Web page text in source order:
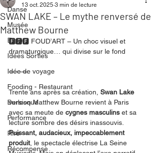
Danse
Musée
Expo
Idées Sorties
Idée de voyage
Fooding - Restaurant
Burlesque
Performance
Rire
Récompense
SWAN LAKE – Le mythe renversé de
Matthew Bourne
13 oct. 2025 3 min de lecture
🅵🅵🅵 FOUD’ART – Un choc visuel et
dramaturgique… qui divise sur le fond
⸻
Trente ans après sa création, Swan Lake
version Matthew Bourne revient à Paris
avec sa meute de cygnes masculins et sa
lecture sombre des désirs inassouvis.
Puissant, audacieux, impeccablement
produit, le spectacle électrise La Seine